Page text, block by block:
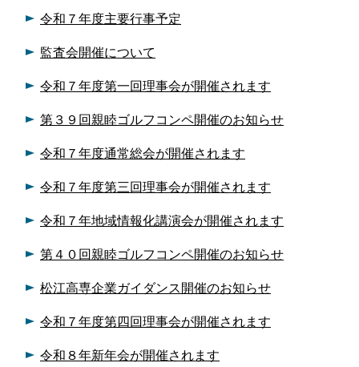
令和７年度主要行事予定
監査会開催について
令和７年度第一回理事会が開催されます
第３９回親睦ゴルフコンペ開催のお知らせ
令和７年度通常総会が開催されます
令和７年度第三回理事会が開催されます
令和７年地域情報化講演会が開催されます
第４０回親睦ゴルフコンペ開催のお知らせ
松江高専企業ガイダンス開催のお知らせ
令和７年度第四回理事会が開催されます
令和８年新年会が開催されます